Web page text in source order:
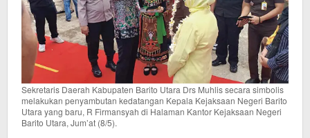
Sekretaris Daerah Kabupaten Barito Utara Drs Muhlis secara simbolis
melakukan penyambutan kedatangan Kepala Kejaksaan Negeri Barito
Utara yang baru, R Firmansyah di Halaman Kantor Kejaksaan Negeri
Barito Utara, Jum’at (8/5).